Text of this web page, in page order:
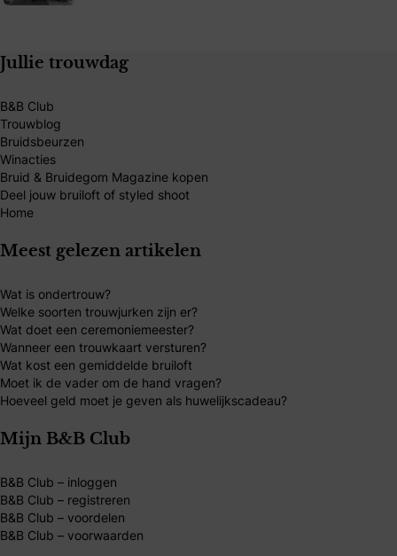
Jullie trouwdag
B&B Club
Trouwblog
Bruidsbeurzen
Winacties
Bruid & Bruidegom Magazine kopen
Deel jouw bruiloft of styled shoot
Home
Meest gelezen artikelen
Wat is ondertrouw?
Welke soorten trouwjurken zijn er?
Wat doet een ceremoniemeester?
Wanneer een trouwkaart versturen?
Wat kost een gemiddelde bruiloft
Moet ik de vader om de hand vragen?
Hoeveel geld moet je geven als huwelijkscadeau?
Mijn B&B Club
B&B Club – inloggen
B&B Club – registreren
B&B Club – voordelen
B&B Club – voorwaarden